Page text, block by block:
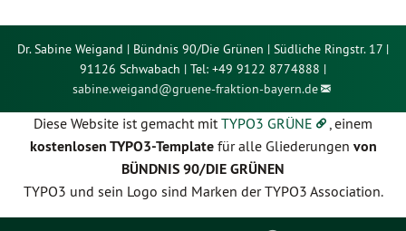
Dr. Sabine Weigand | Bündnis 90/Die Grünen | Südliche Ringstr. 17 |
91126 Schwabach | Tel: +49 9122 8774888 |
sabine.weigand@gruene-fraktion-bayern.de
Diese Website ist gemacht mitTYPO3 GRÜNE , einem
kostenlosen TYPO3-Templatefür alle Gliederungen von
BÜNDNIS 90/DIE GRÜNEN
TYPO3 und sein Logo sind Marken der TYPO3 Association.